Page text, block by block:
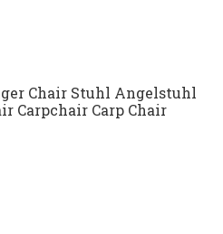
Chair Stuhl Angelstuhl
Carpchair Carp Chair